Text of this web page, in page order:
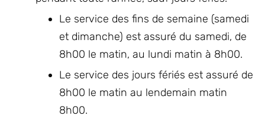
Le service des fins de semaine (samedi
et dimanche) est assuré du samedi, de
8h00 le matin, au lundi matin à 8h00.
Le service des jours fériés est assuré de
8h00 le matin au lendemain matin
8h00.